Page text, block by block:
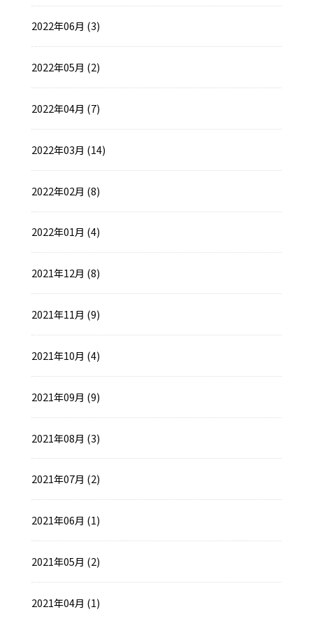
2022年06月 (3)
2022年05月 (2)
2022年04月 (7)
2022年03月 (14)
2022年02月 (8)
2022年01月 (4)
2021年12月 (8)
2021年11月 (9)
2021年10月 (4)
2021年09月 (9)
2021年08月 (3)
2021年07月 (2)
2021年06月 (1)
2021年05月 (2)
2021年04月 (1)